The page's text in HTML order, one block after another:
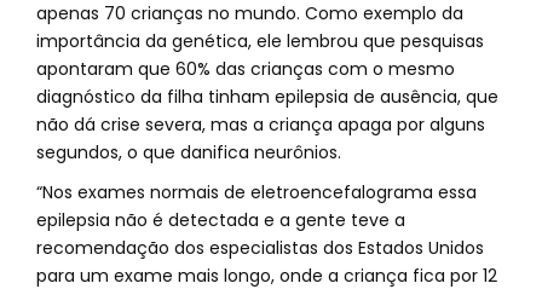
apenas 70 crianças no mundo. Como exemplo da
importância da genética, ele lembrou que pesquisas
apontaram que 60% das crianças com o mesmo
diagnóstico da filha tinham epilepsia de ausência, que
não dá crise severa, mas a criança apaga por alguns
segundos, o que danifica neurônios.
“Nos exames normais de eletroencefalograma essa
epilepsia não é detectada e a gente teve a
recomendação dos especialistas dos Estados Unidos
para um exame mais longo, onde a criança fica por 12